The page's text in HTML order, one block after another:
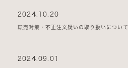
2024.10.20
転売対策・不正注文疑いの取り扱いについて
2024.09.01